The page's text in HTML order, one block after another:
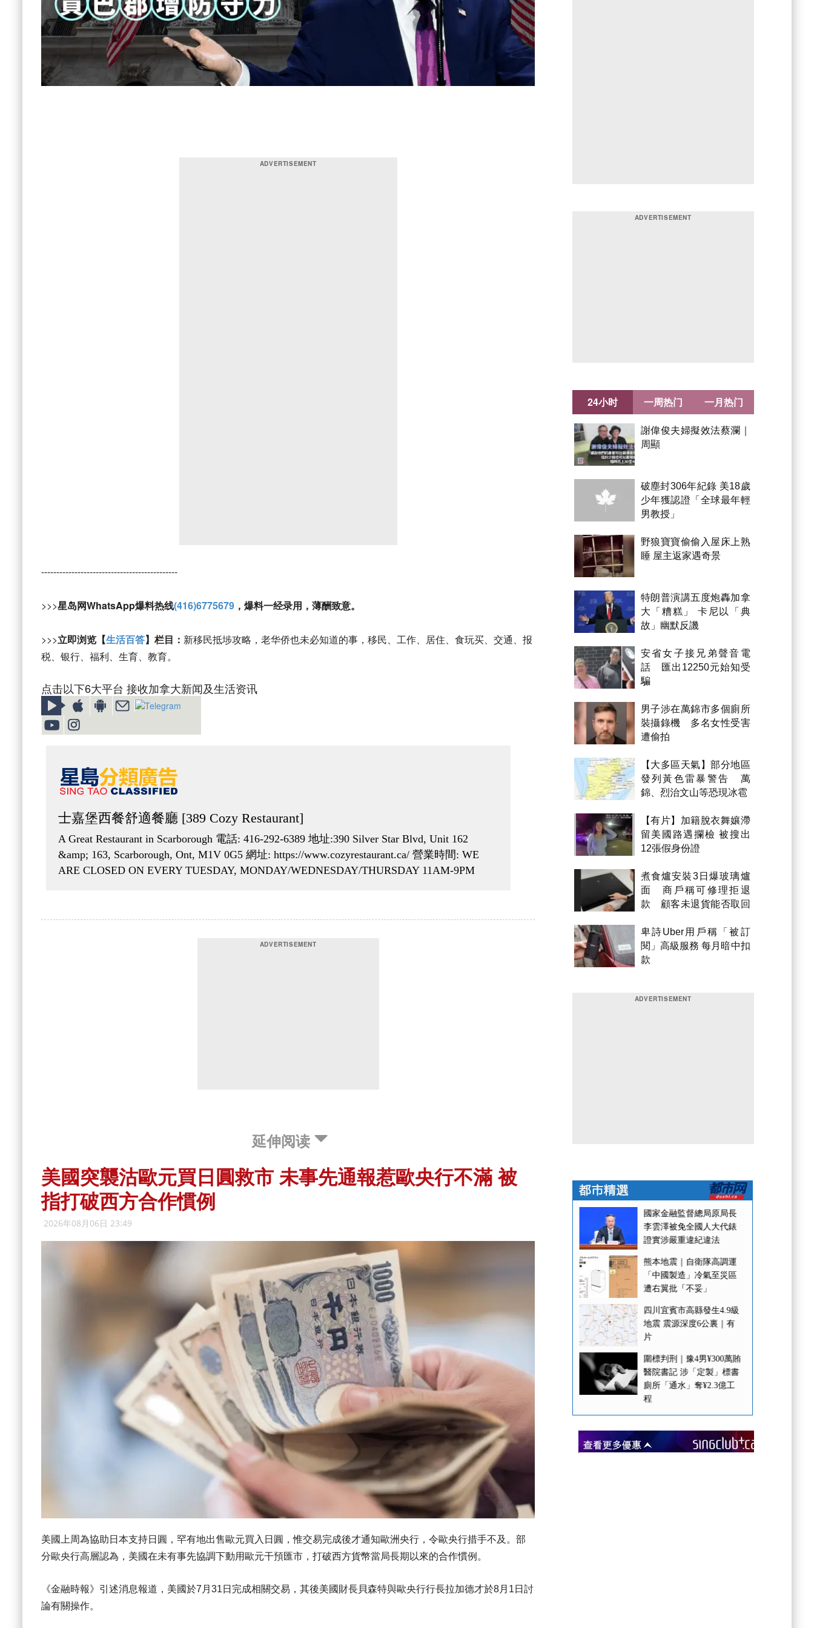
---------------------------------------------
>>>星岛网WhatsApp爆料热线(416)6775679 ，爆料一经录用，薄酬致意。
>>>立即浏览【生活百答】栏目： 新移民抵埗攻略，老华侨也未必知道的事，移民、工作、居住、食玩买、交通、报
税、银行、福利、生育、教育。
点击以下6大平台 接收加拿大新闻及生活资讯
延伸阅读
美國突襲沽歐元買日圓救市 未事先通報惹歐央行不滿 被
指打破西方合作慣例
2026年08月06日 23:49
美國上周為協助日本支持日圓，罕有地出售歐元買入日圓，惟交易完成後才通知歐洲央行，令歐央行措手不及。部
分歐央行高層認為，美國在未有事先協調下動用歐元干預匯市，打破西方貨幣當局長期以來的合作慣例。
《金融時報》引述消息報道，美國於7月31日完成相關交易，其後美國財長貝森特與歐央行行長拉加德才於8月1日討
論有關操作。
24小时
謝偉俊夫婦擬效法蔡瀾｜
周顯
破塵封306年紀錄 美18歲
少年獲認證「全球最年輕
男教授」
野狼寶寶偷偷入屋床上熟
睡 屋主返家遇奇景
特朗普演講五度炮轟加拿
大「糟糕」 卡尼以「典
故」幽默反譏
安省女子接兄弟聲音電
話 匯出12250元始知受
騙
男子涉在萬錦市多個廁所
裝攝錄機 多名女性受害
遭偷拍
【大多區天氣】部分地區
發列黃色雷暴警告 萬
錦、烈治文山等恐現冰雹
【有片】加籍脫衣舞孃滯
留美國路遇攔檢 被搜出
12張假身份證
煮食爐安裝3日爆玻璃爐
面 商戶稱可修理拒退
款 顧客未退貨能否取回
卑詩Uber用戶稱「被訂
閱」高級服務 每月暗中扣
款
一周热门 一月热门